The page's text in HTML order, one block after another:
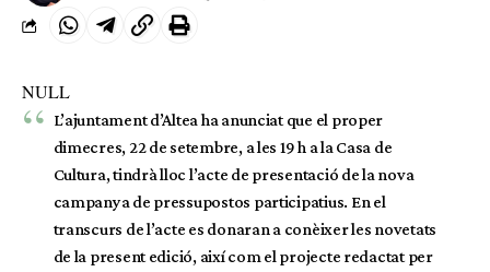
NULL
L’ajuntament d’Altea ha anunciat que el proper
dimecres, 22 de setembre, a les 19 h a la Casa de
Cultura, tindrà lloc l’acte de presentació de la nova
campanya de pressupostos participatius. En el
transcurs de l’acte es donaran a conèixer les novetats
de la present edició, així com el projecte redactat per